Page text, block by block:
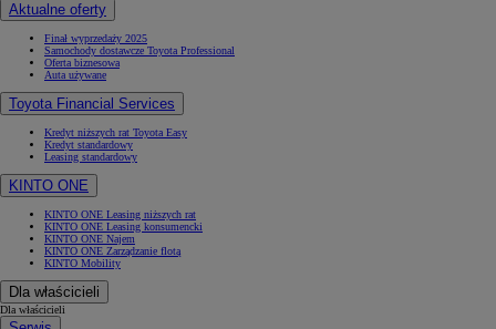
Aktualne oferty
Finał wyprzedaży 2025
Samochody dostawcze Toyota Professional
Oferta biznesowa
Auta używane
Toyota Financial Services
Kredyt niższych rat Toyota Easy
Kredyt standardowy
Leasing standardowy
KINTO ONE
KINTO ONE Leasing niższych rat
KINTO ONE Leasing konsumencki
KINTO ONE Najem
KINTO ONE Zarządzanie flotą
KINTO Mobility
Dla właścicieli
Dla właścicieli